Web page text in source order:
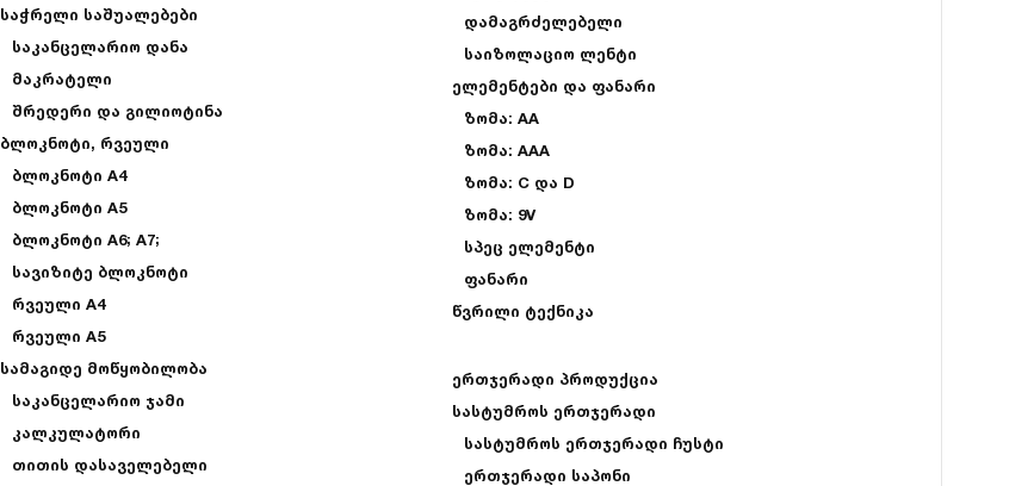
საჭრელი საშუალებები
საკანცელარიო დანა
მაკრატელი
შრედერი და გილიოტინა
ბლოკნოტი, რვეული
ბლოკნოტი A4
ბლოკნოტი A5
ბლოკნოტი A6; A7;
სავიზიტე ბლოკნოტი
რვეული A4
რვეული A5
სამაგიდე მოწყობილობა
საკანცელარიო ჯამი
კალკულატორი
თითის დასაველებელი
დამაგრძელებელი
საიზოლაციო ლენტი
ელემენტები და ფანარი
ზომა: AA
ზომა: AAA
ზომა: C და D
ზომა: 9V
სპეც ელემენტი
ფანარი
წვრილი ტექნიკა
ერთჯერადი პროდუქცია
სასტუმროს ერთჯერადი
სასტუმროს ერთჯერადი ჩუსტი
ერთჯერადი საპონი